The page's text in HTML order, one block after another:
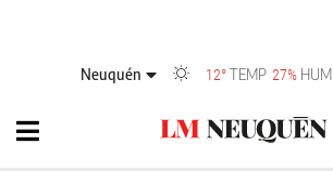
Neuquén 12° TEMP 27% HUM